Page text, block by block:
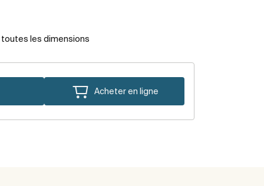
toutes les dimensions
Acheter en ligne